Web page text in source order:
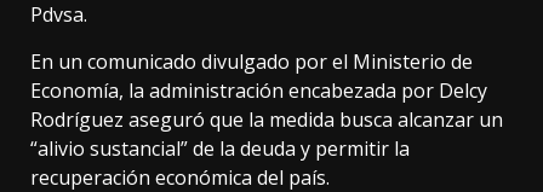
Pdvsa.
En un comunicado divulgado por el Ministerio de
Economía, la administración encabezada por Delcy
Rodríguez aseguró que la medida busca alcanzar un
“alivio sustancial” de la deuda y permitir la
recuperación económica del país.